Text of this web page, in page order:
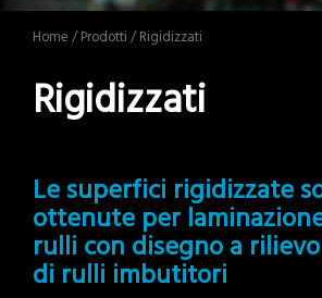
Home /Prodotti / Rigidizzati
Rigidizzati
Le superfici rigidizzate
ottenute per
rulli con disegno a
di rulli imbutitori